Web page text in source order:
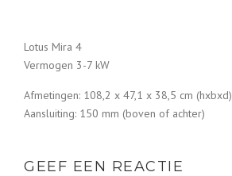
Lotus Mira 4
Vermogen 3-7 kW
Afmetingen: 108,2 x 47,1 x 38,5 cm (hxbxd)
Aansluiting: 150 mm (boven of achter)
GEEF EEN REACTIE